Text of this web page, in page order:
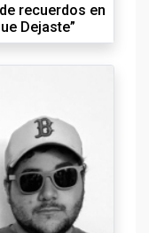
recuerdos en
Dejaste”